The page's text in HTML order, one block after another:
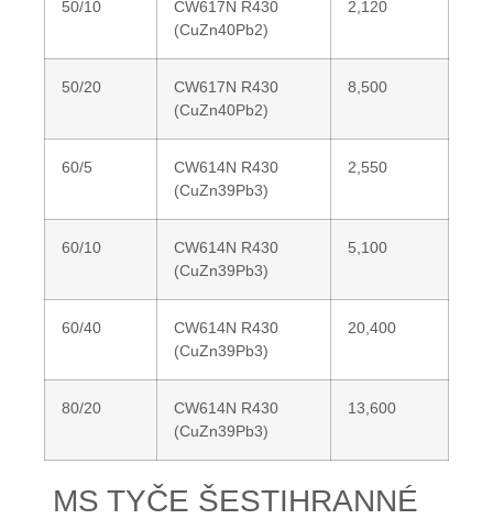
50/10
CW617N R430
(CuZn40Pb2)
2,120
50/20
CW617N R430
(CuZn40Pb2)
8,500
60/5
CW614N R430
(CuZn39Pb3)
2,550
60/10
CW614N R430
(CuZn39Pb3)
5,100
60/40
CW614N R430
(CuZn39Pb3)
20,400
80/20
CW614N R430
(CuZn39Pb3)
13,600
MS TYČE ŠESTIHRANNÉ